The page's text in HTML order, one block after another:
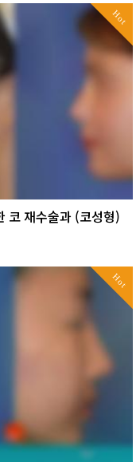
Hot
코 재수술과 (코성형)
Hot